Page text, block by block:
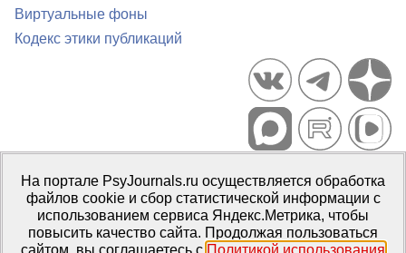
Виртуальные фоны
Кодекс этики публикаций
Портал психологических изданий PsyJournals.ru, 2007–2026
Правила использования материалов
Свидетельство регистрации СМИЭл № ФС77-66447 от 14 июля
2016 г.
На портале PsyJournals.ru осуществляется обработка
файлов cookie и сбор статистической информации с
использованием сервиса Яндекс.Метрика, чтобы
повысить качество сайта. Продолжая пользоваться
сайтом, вы соглашаетесь с Политикой использования